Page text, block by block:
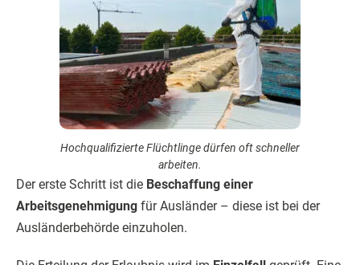
Hochqualifizierte Flüchtlinge dürfen oft schneller
arbeiten.
Der erste Schritt ist die Beschaffung einer
Arbeitsgenehmigung für Ausländer – diese ist bei der
Ausländerbehörde einzuholen.